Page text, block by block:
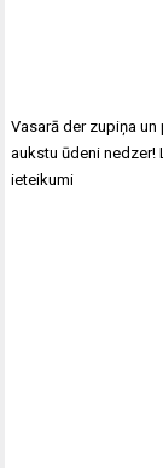
Vasarā der zupiņa un
aukstu ūdeni nedzer!
ieteikumi